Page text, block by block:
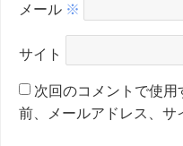
メール ※
サイト
次回のコメントで使用
前、メールアドレス、サ